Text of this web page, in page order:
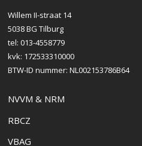
Willem II-straat 14
5038 BG Tilburg
tel: 013-4558779
kvk: 172533310000
BTW-ID nummer: NL002153786B64
NVVM & NRM
RBCZ
VBAG